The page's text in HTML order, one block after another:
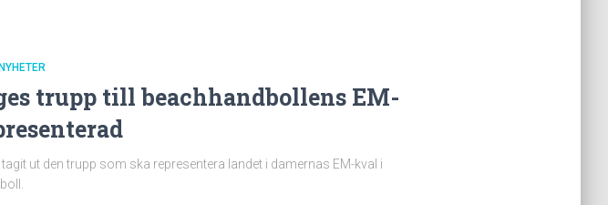
trupp till beachhandbollens EM-
tagit ut den trupp som ska representera landet i damernas EM-kval i